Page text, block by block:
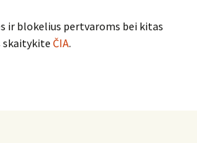
ir blokelius pertvaroms bei kitas
skaitykiteČIA.